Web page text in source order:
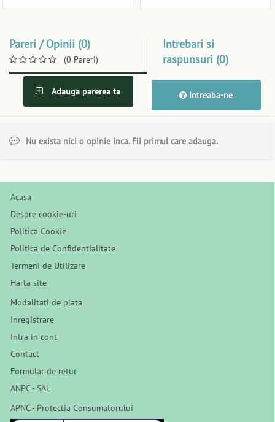
Pareri / Opinii (0)
(0 Pareri)
Intrebari si
raspunsuri (0)
Adauga parerea ta Intreaba-ne
Nu exista nici o opinie inca. Fii primul care adauga.
Acasa
Despre cookie-uri
Politica Cookie
Politica de Confidentialitate
Termeni de Utilizare
Harta site
Modalitati de plata
Inregistrare
Intra in cont
Contact
Formular de retur
ANPC - SAL
APNC - Protectia Consumatorului